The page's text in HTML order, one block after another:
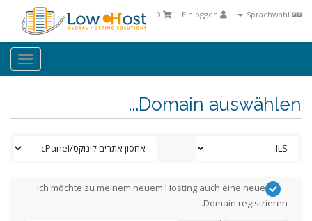
0
Domain auswählen...
Ich möchte zu meinem neuem Hosting auch eine neue
Domain registrieren.